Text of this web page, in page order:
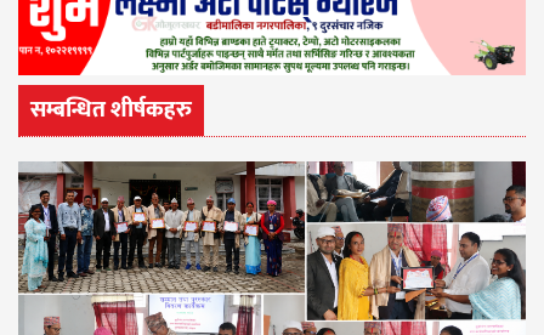
सम्बन्धित शीर्षकहरु